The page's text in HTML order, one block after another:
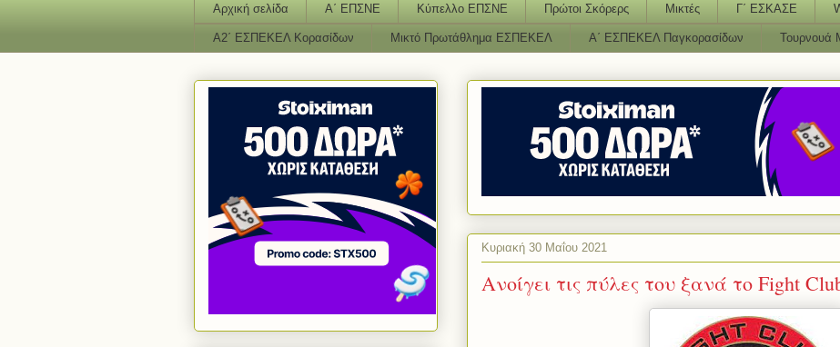
Αρχική σελίδα Α΄ ΕΠΣΝΕ Κύπελλο ΕΠΣΝΕ Πρώτοι Σκόρερς Μικτές Γ΄ ΕΣΚΑΣΕ
Α2΄ ΕΣΠΕΚΕΛ Κορασίδων Μικτό Πρωτάθλημα ΕΣΠΕΚΕΛ Α΄ ΕΣΠΕΚΕΛ Παγκορασίδων Τουρνουά
Κυριακή 30 Μαΐου 2021
Ανοίγει τις πύλες του ξανά το Fight